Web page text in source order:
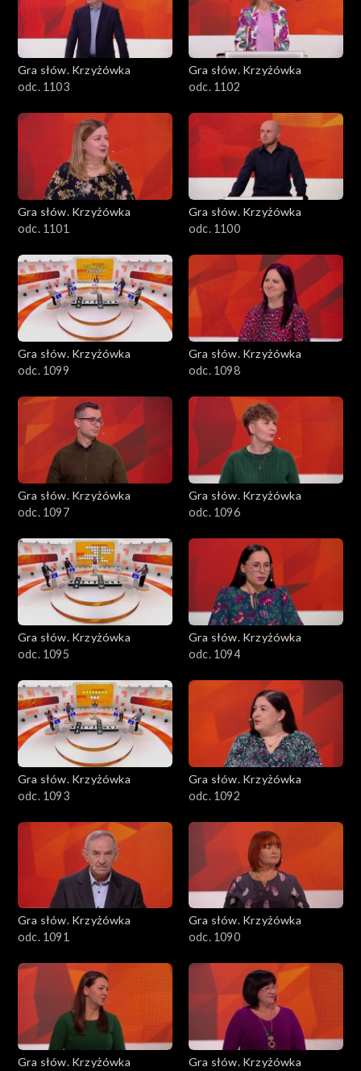
Gra słów. Krzyżówka
odc. 1103
Gra słów. Krzyżówka
odc. 1102
Gra słów. Krzyżówka
odc. 1101
Gra słów. Krzyżówka
odc. 1100
Gra słów. Krzyżówka
odc. 1099
Gra słów. Krzyżówka
odc. 1098
Gra słów. Krzyżówka
odc. 1097
Gra słów. Krzyżówka
odc. 1096
Gra słów. Krzyżówka
odc. 1095
Gra słów. Krzyżówka
odc. 1094
Gra słów. Krzyżówka
odc. 1093
Gra słów. Krzyżówka
odc. 1092
Gra słów. Krzyżówka
odc. 1091
Gra słów. Krzyżówka
odc. 1090
Gra słów. Krzyżówka
Gra słów. Krzyżówka